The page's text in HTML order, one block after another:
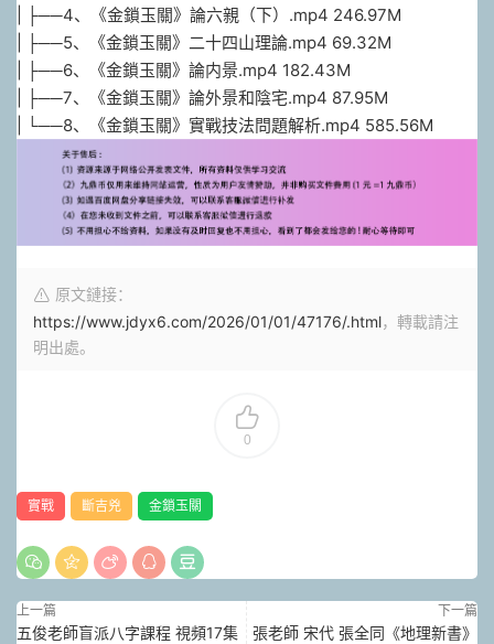
| ├──4、《金鎖玉關》論六親（下）.mp4 246.97M
| ├──5、《金鎖玉關》二十四山理論.mp4 69.32M
| ├──6、《金鎖玉關》論内景.mp4 182.43M
| ├──7、《金鎖玉關》論外景和陰宅.mp4 87.95M
| └──8、《金鎖玉關》實戰技法問題解析.mp4 585.56M
原文鏈接：
https://www.jdyx6.com/2026/01/01/47176/.html，轉載請注
明出處。
0
實戰 斷吉兇 金鎖玉關
上一篇
五俊老師盲派八字課程 視頻17集
下一篇
張老師 宋代 張全同《地理新書》